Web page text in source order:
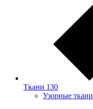
Ткани 130
Узорные ткани